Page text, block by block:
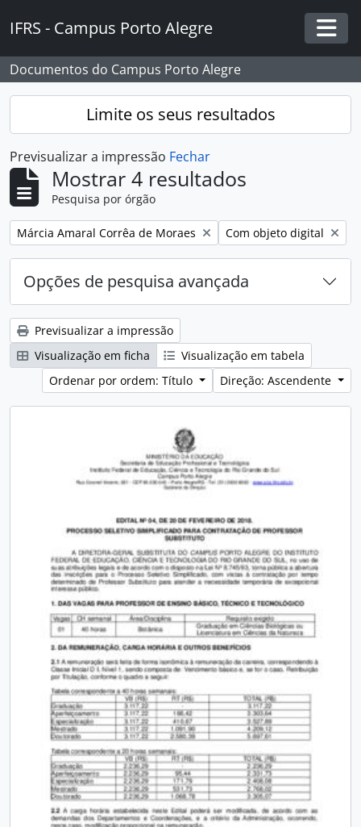
IFRS - Campus Porto Alegre
Documentos do Campus Porto Alegre
Limite os seus resultados
Previsualizar a impressão Fechar
Mostrar 4 resultados
Pesquisa por órgão
Remover filtro:
Márcia Amaral Corrêa de Moraes Remover filtro:
Com objeto digital
Opções de pesquisa avançada
Previsualizar a impressão
Visualização em ficha
Visualização em tabela
Ordenar por ordem: Título
Direção: Ascendente